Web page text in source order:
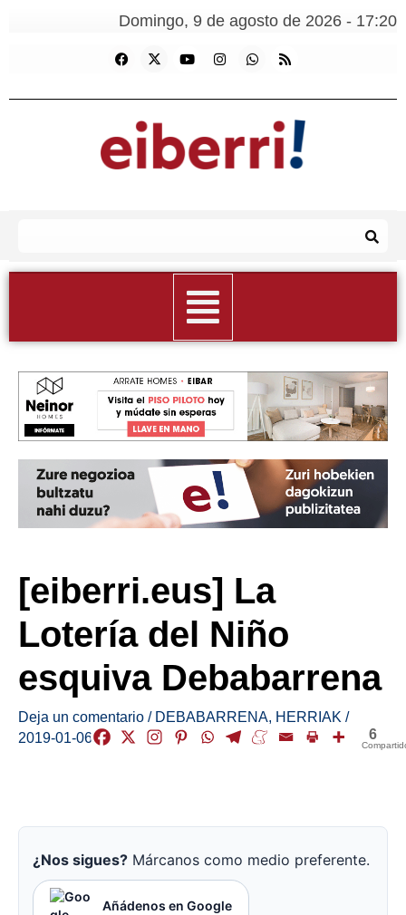
Domingo, 9 de agosto de 2026 - 17:20
[eiberri.eus] La
Lotería del Niño
esquiva Debabarrena
Deja un comentario / DEBABARRENA, HERRIAK /
2019-01-06
6
¿Nos sigues? Márcanos como medio preferente.
Añádenos en Google